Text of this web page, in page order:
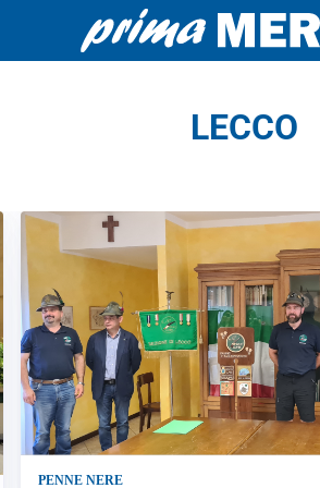
LECCO
PENNE NERE